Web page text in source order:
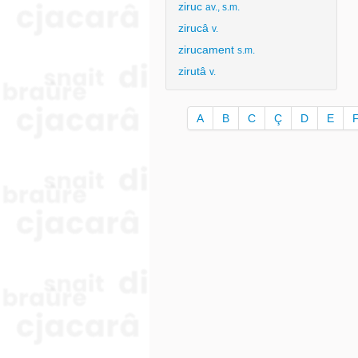
ziruc av., s.m.
zirucâ v.
zirucament s.m.
zirutâ v.
A B C Ç D E F